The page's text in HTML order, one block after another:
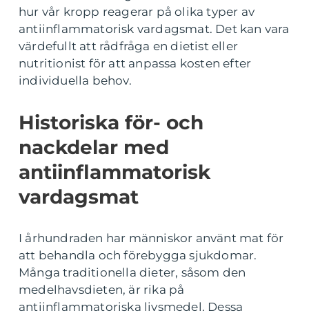
hur vår kropp reagerar på olika typer av
antiinflammatorisk vardagsmat. Det kan vara
värdefullt att rådfråga en dietist eller
nutritionist för att anpassa kosten efter
individuella behov.
Historiska för- och
nackdelar med
antiinflammatorisk
vardagsmat
I århundraden har människor använt mat för
att behandla och förebygga sjukdomar.
Många traditionella dieter, såsom den
medelhavsdieten, är rika på
antiinflammatoriska livsmedel. Dessa